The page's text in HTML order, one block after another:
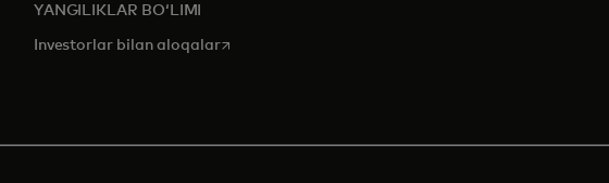
YANGILIKLAR BOʻLIMI
Investorlar bilan aloqalaropens in a new tab